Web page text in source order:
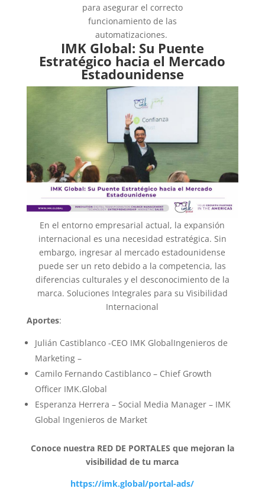
para asegurar el correcto
funcionamiento de las
automatizaciones.
IMK Global: Su Puente
Estratégico hacia el Mercado
Estadounidense
En el entorno empresarial actual, la expansión
internacional es una necesidad estratégica. Sin
embargo, ingresar al mercado estadounidense
puede ser un reto debido a la competencia, las
diferencias culturales y el desconocimiento de la
marca. Soluciones Integrales para su Visibilidad
Internacional
Aportes:
Julián Castiblanco -CEO IMK GlobalIngenieros de
Marketing –
Camilo Fernando Castiblanco – Chief Growth
Officer IMK.Global
Esperanza Herrera – Social Media Manager – IMK
Global Ingenieros de Market
Conoce nuestra RED DE PORTALES que mejoran la
visibilidad de tu marca
https://imk.global/portal-ads/